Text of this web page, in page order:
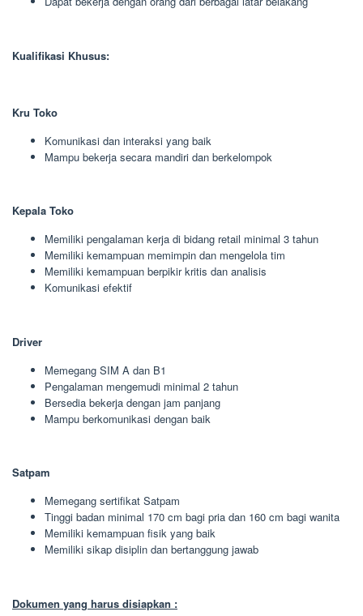
Kualifikasi Khusus:
Kru Toko
Komunikasi dan interaksi yang baik
Mampu bekerja secara mandiri dan berkelompok
Kepala Toko
Memiliki pengalaman kerja di bidang retail minimal 3 tahun
Memiliki kemampuan memimpin dan mengelola tim
Memiliki kemampuan berpikir kritis dan analisis
Komunikasi efektif
Driver
Memegang SIM A dan B1
Pengalaman mengemudi minimal 2 tahun
Bersedia bekerja dengan jam panjang
Mampu berkomunikasi dengan baik
Satpam
Memegang sertifikat Satpam
Tinggi badan minimal 170 cm bagi pria dan 160 cm bagi wanita
Memiliki kemampuan fisik yang baik
Memiliki sikap disiplin dan bertanggung jawab
Dokumen yang harus disiapkan :